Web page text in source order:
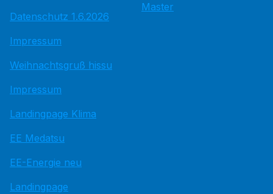
Datenschutz 1.6.2026
Impressum
Weihnachtsgruß hissu
Impressum
Landingpage Klima
EE Medatsu
EE-Energie neu
Landingpage
Master